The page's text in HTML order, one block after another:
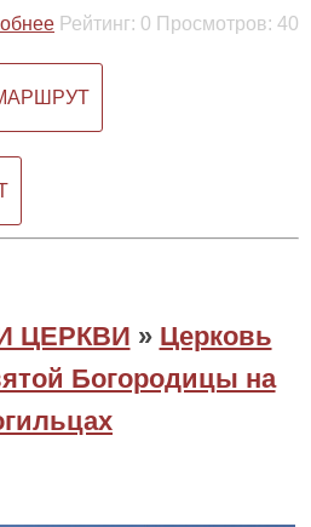
Рейтинг: 0 Просмотров: 40
ЦЕРКВИ » Церковь
Богородицы на